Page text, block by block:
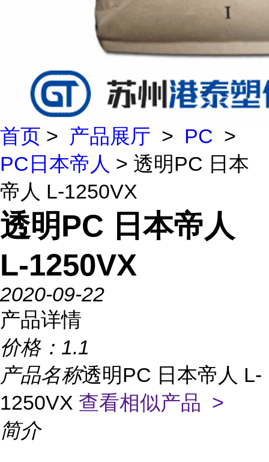
首页 > 产品展厅 > PC >
PC日本帝人 > 透明PC 日本
帝人 L-1250VX
透明PC 日本帝人
L-1250VX
2020-09-22
产品详情
价格： 1.1
产品名称透明PC 日本帝人 L-
1250VX 查看相似产品 >
简介